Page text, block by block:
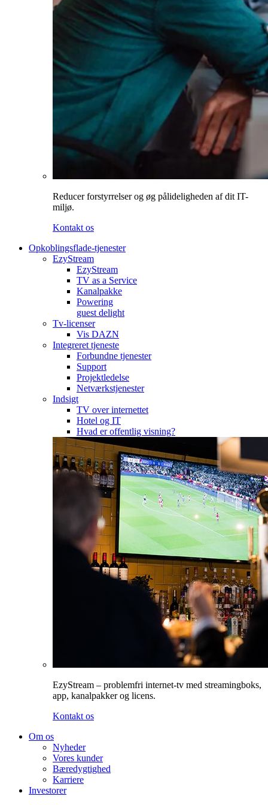
Reducer forstyrrelser og øg pålideligheden af dit IT-
miljø.
Kontakt os
Opkoblingsflade-tjenester
EzyStream
EzyStream
TV as a Service
Kanalpakke
Powering
guest delight
Tv-licenser
Vis DAZN
Integreret tjeneste
Forbundne tjenester
Support
Projektledelse
Netværkstjenester
Indsigt
TV over internettet
Hotel og IT
Hvad er offentlig visning?
EzyStream – problemfri internet-tv med streamingboks,
app, kanalpakker og licens.
Kontakt os
Om os
Nyheder
Vores kunder
Bæredygtighed
Karriere
Investorer